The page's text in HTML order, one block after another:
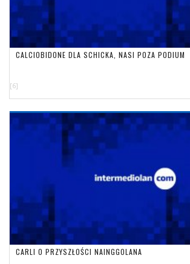
CALCIOBIDONE DLA SCHICKA, NASI POZA PODIUM
[6]
CARLI O PRZYSZŁOŚCI NAINGGOLANA